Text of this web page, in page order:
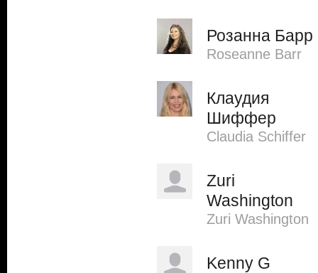
Розанна Барр
Roseanne Barr
Клаудия
Шиффер
Claudia Schiffer
Zuri
Washington
Zuri Washington
Kenny G